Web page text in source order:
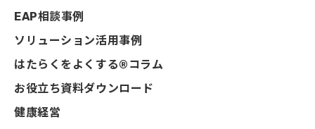
EAP相談事例
ソリューション活用事例
はたらくをよくする®コラム
お役立ち資料ダウンロード
健康経営